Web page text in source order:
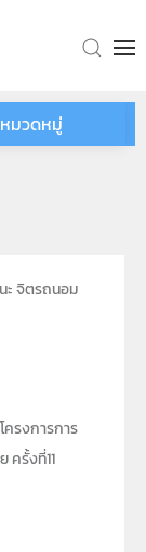
มวดหมู่
ะ จิตรถนอม
รงการการ
ครั้งที่11